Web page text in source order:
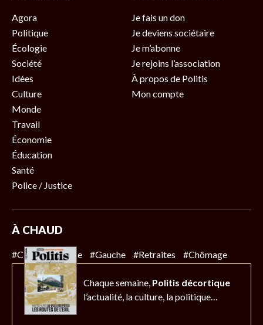
Agora
Politique
Écologie
Société
Idées
Culture
Monde
Travail
Économie
Éducation
Santé
Police / Justice
Je fais un don
Je deviens sociétaire
Je m’abonne
Je rejoins l’association
À propos de Politis
Mon compte
À CHAUD
#Climat #Police #Gauche #Retraites #Chômage
Chaque semaine, Politis décortique
l’actualité, la culture, la politique…